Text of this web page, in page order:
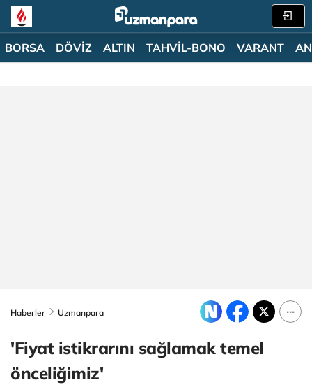
BORSA DÖVİZ ALTIN TAHVİL-BONO VARANT
Haberler Uzmanpara
'Fiyat istikrarını sağlamak temel
önceliğimiz'